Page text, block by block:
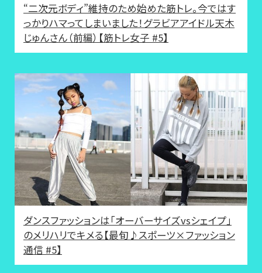
“二次元ボディ”維持のため始めた筋トレ。今ではす
っかりハマってしまいました！グラビアアイドル天木
じゅんさん（前編）【筋トレ女子 #5】
ダンスファッションは「オーバーサイズvsシェイプ」
のメリハリでキメる【最旬♪スポーツ×ファッション
通信 #5】